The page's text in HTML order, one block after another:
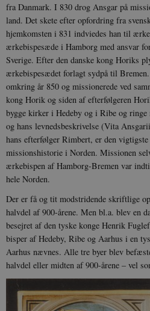
fra Danmark. I 830 drog Ansgar på
land. Det skete efter opfordring fra
hjemkomsten i 831 indviedes han til
ærkebispesæde i Hamborg med ansvar
Sverige. Efter den danske kong Horiks
ærkebispesædet forlagt sydpå til
omkring år 850 og missionerede ved
kong Horik og siden af efterfølgeren
bygge kirker i Hedeby og i Ribe og
og hans levnedsbeskrivelse (Vita
hans efterfølger Rimbert, er den
missionshistorie i Norden. Missionen
ærkebispen af Hamborg-Bremen var
hele Norden.
Der er få og tit modstridende skriftlige
halvdel af 900-årene. Men bl.a. blev en
besejret af den tyske konge Henrik
bisper af Hedeby, Ribe og Aarhus i en
Aarhus nævnes. Alle tre byer blev
halvdel eller midten af 900-årene – vel